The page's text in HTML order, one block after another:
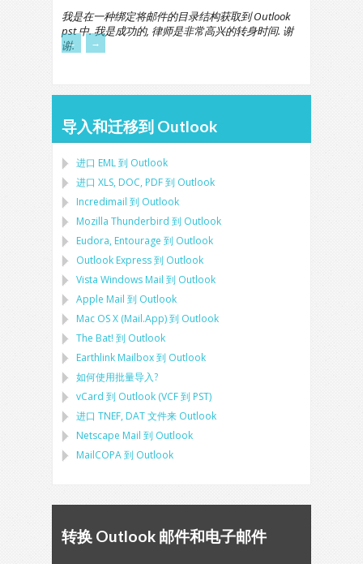
我是在一种绑定将邮件的目录结构获取到 Outlook
pst 中. 我是成功的, 律师是非常高兴的转身时间. 谢
谢.
← →
导入和迁移到 Outlook
进口 EML到 Outlook
进口 XLS, DOC, PDF到 Outlook
Incredimail 到 Outlook
Mozilla Thunderbird 到 Outlook
Eudora, Entourage 到 Outlook
Outlook Express到 Outlook
Vista Windows Mail 到 Outlook
Apple Mail 到 Outlook
Mac OS X (Mail.App)到 Outlook
The Bat! 到 Outlook
Earthlink Mailbox到 Outlook
如何使用批量导入?
vCard 到 Outlook (VCF到 PST)
进口 TNEF, DAT文件来 Outlook
Netscape Mail 到 Outlook
MailCOPA到 Outlook
转换 Outlook 邮件和电子邮件